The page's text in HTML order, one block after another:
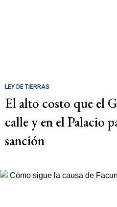
LEY DE TIERRAS
El alto costo que el
calle y en el Palacio
sanción